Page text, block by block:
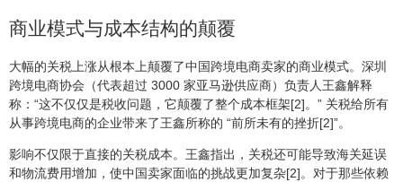
商业模式与成本结构的颠覆
大幅的关税上涨从根本上颠覆了中国跨境电商卖家的商业模式。深圳
跨境电商协会（代表超过 3000 家亚马逊供应商）负责人王鑫解释
称：“这不仅仅是税收问题，它颠覆了整个成本框架[2]。” 关税给所有
从事跨境电商的企业带来了王鑫所称的 “前所未有的挫折[2]”。
影响不仅限于直接的关税成本。王鑫指出，关税还可能导致海关延误
和物流费用增加，使中国卖家面临的挑战更加复杂[2]。对于那些依赖